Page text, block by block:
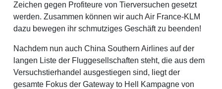
Zeichen gegen Profiteure von Tierversuchen gesetzt
werden. Zusammen können wir auch Air France-KLM
dazu bewegen ihr schmutziges Geschäft zu beenden!
Nachdem nun auch China Southern Airlines auf der
langen Liste der Fluggesellschaften steht, die aus dem
Versuchstierhandel ausgestiegen sind, liegt der
gesamte Fokus der Gateway to Hell Kampagne von